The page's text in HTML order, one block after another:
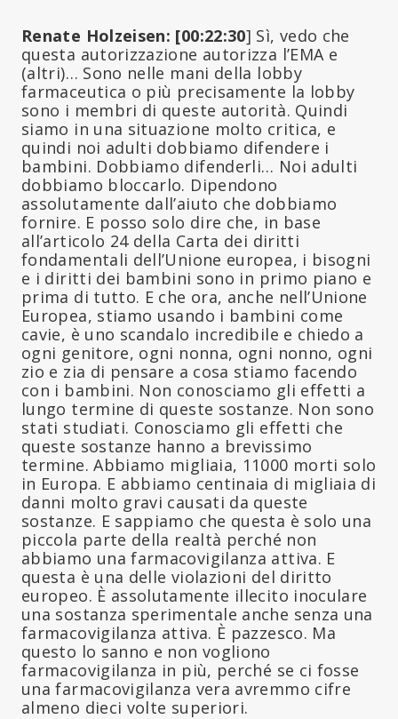
Renate Holzeisen: [00:22:30] Sì, vedo che
questa autorizzazione autorizza l’EMA e
(altri)… Sono nelle mani della lobby
farmaceutica o più precisamente la lobby
sono i membri di queste autorità. Quindi
siamo in una situazione molto critica, e
quindi noi adulti dobbiamo difendere i
bambini. Dobbiamo difenderli… Noi adulti
dobbiamo bloccarlo. Dipendono
assolutamente dall’aiuto che dobbiamo
fornire. E posso solo dire che, in base
all’articolo 24 della Carta dei diritti
fondamentali dell’Unione europea, i bisogni
e i diritti dei bambini sono in primo piano e
prima di tutto. E che ora, anche nell’Unione
Europea, stiamo usando i bambini come
cavie, è uno scandalo incredibile e chiedo a
ogni genitore, ogni nonna, ogni nonno, ogni
zio e zia di pensare a cosa stiamo facendo
con i bambini. Non conosciamo gli effetti a
lungo termine di queste sostanze. Non sono
stati studiati. Conosciamo gli effetti che
queste sostanze hanno a brevissimo
termine. Abbiamo migliaia, 11000 morti solo
in Europa. E abbiamo centinaia di migliaia di
danni molto gravi causati da queste
sostanze. E sappiamo che questa è solo una
piccola parte della realtà perché non
abbiamo una farmacovigilanza attiva. E
questa è una delle violazioni del diritto
europeo. È assolutamente illecito inoculare
una sostanza sperimentale anche senza una
farmacovigilanza attiva. È pazzesco. Ma
questo lo sanno e non vogliono
farmacovigilanza in più, perché se ci fosse
una farmacovigilanza vera avremmo cifre
almeno dieci volte superiori.